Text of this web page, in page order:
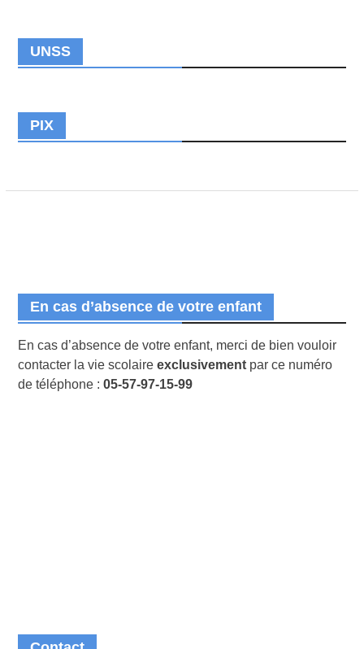
UNSS
PIX
En cas d’absence de votre enfant
En cas d’absence de votre enfant, merci de bien vouloir
contacter la vie scolaire exclusivementpar ce numéro
de téléphone : 05-57-97-15-99